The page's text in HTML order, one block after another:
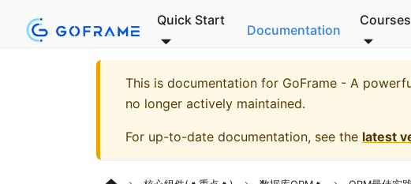
Quick Start
Documentation
Courses
This is documentation for GoFrame - A
no longer actively maintained.
For up-to-date documentation, see the latest